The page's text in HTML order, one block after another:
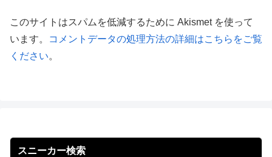
このサイトはスパムを低減するために Akismet を使って
います。
コメントデータの処理方法の詳細はこちらをご覧
ください。
スニーカー検索